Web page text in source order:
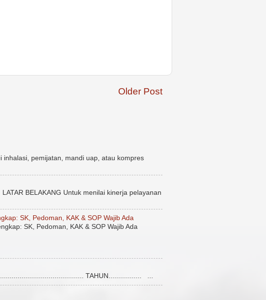
Older Post
pemijatan, mandi uap, atau kompres
BELAKANG Untuk menilai kinerja pelayanan
SK, Pedoman, KAK & SOP Wajib Ada
SK, Pedoman, KAK & SOP Wajib Ada
TAHUN................. ...